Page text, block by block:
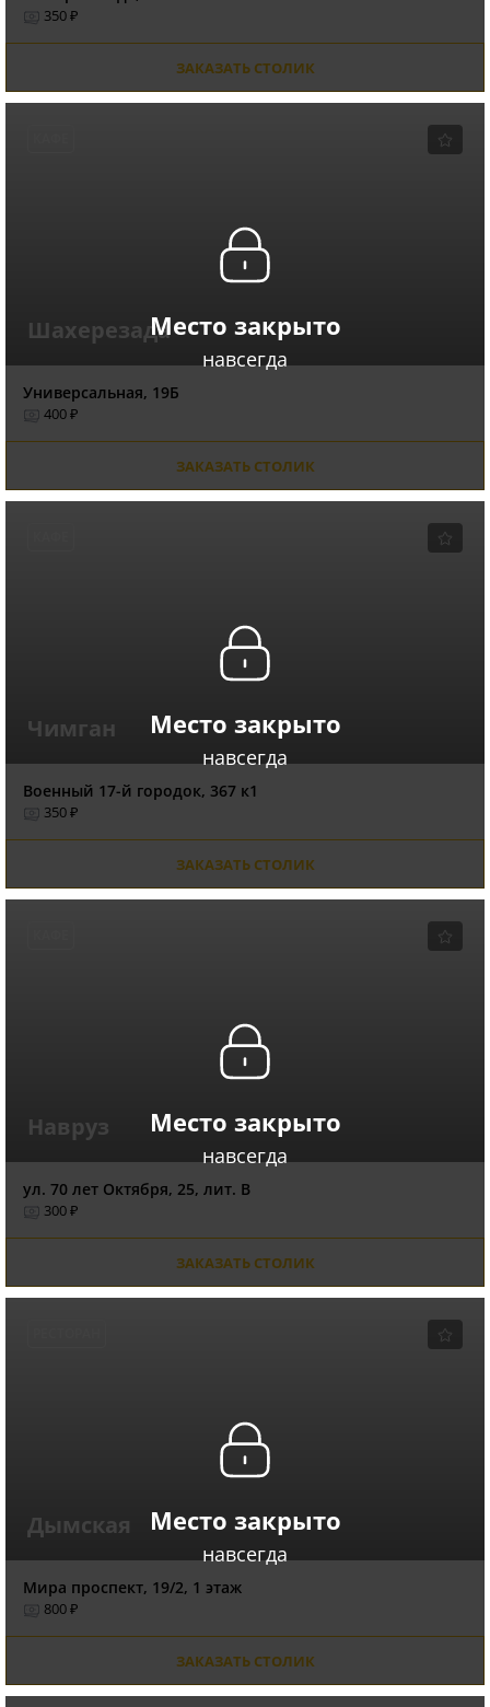
350 ₽
ЗАКАЗАТЬ СТОЛИК
Место закрыто
навсегда
Шахерезада
Универсальная, 19Б
400 ₽
ЗАКАЗАТЬ СТОЛИК
Место закрыто
навсегда
Чимган
Военный 17-й городок, 367 к1
350 ₽
ЗАКАЗАТЬ СТОЛИК
Место закрыто
навсегда
Навруз
ул. 70 лет Октября, 25, лит. В
300 ₽
ЗАКАЗАТЬ СТОЛИК
Место закрыто
навсегда
Дымская
Мира проспект, 19/2, 1 этаж
800 ₽
ЗАКАЗАТЬ СТОЛИК